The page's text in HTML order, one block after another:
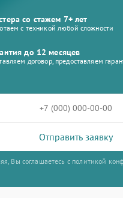
со стажем 7+ лет
с техникой любой сложности
до 12 месяцев
договор, предоставляем
Отправить заявку
Вы соглашаетесь с политикой